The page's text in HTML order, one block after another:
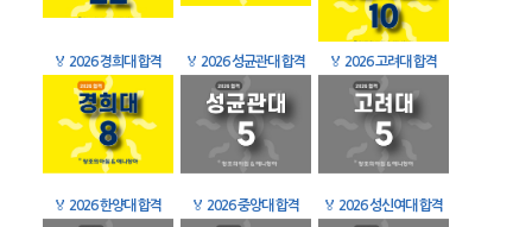
🏅 2026 경희대 합격 🏅 2026 성균관대 합격 🏅 2026 고려대 합격
🏅 2026 한양대 합격 🏅 2026 중앙대 합격 🏅 2026 성신여대 합격